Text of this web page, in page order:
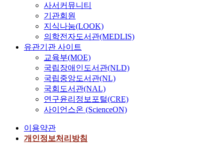
사서커뮤니티
기관회원
지식나눔(LOOK)
의학전자도서관(MEDLIS)
유관기관 사이트
교육부(MOE)
국립장애인도서관(NLD)
국립중앙도서관(NL)
국회도서관(NAL)
연구윤리정보포털(CRE)
사이언스온 (ScienceON)
이용약관
개인정보처리방침